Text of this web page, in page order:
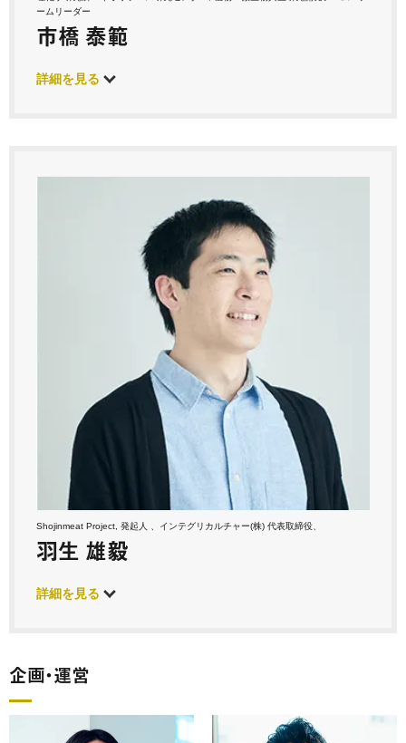
ームリーダー
市橋 泰範
詳細を見る
Shojinmeat Project, 発起人 、インテグリカルチャー(株) 代表取締役、
羽生 雄毅
詳細を見る
企画・運営